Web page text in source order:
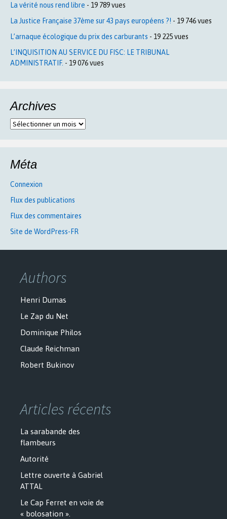
La vérité nous rend libre - 19 789 vues
La Justice Française 37ème sur 43 pays européens ?! - 19 746 vues
L’arnaque écologique du prix des carburants - 19 225 vues
L’INQUISITION AU SERVICE DU FISC: LE TRIBUNAL
ADMINISTRATIF. - 19 076 vues
Archives
Archives
Méta
Connexion
Flux des publications
Flux des commentaires
Site de WordPress-FR
Authors
Henri Dumas
Le Zap du Net
Dominique Philos
Claude Reichman
Robert Bukinov
Articles récents
La sarabande des
flambeurs
Autorité
Lettre ouverte à Gabriel
ATTAL
Le Cap Ferret en voie de
« bolosation ».